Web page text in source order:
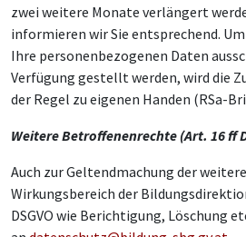
zwei weitere Monate verlängert
informieren wir Sie entsprechend.
Ihre personenbezogenen Daten
Verfügung gestellt werden, wird die
der Regel zu eigenen Handen (RSa-
Weitere Betroffenenrechte (Art. 16 ff
Auch zur Geltendmachung der
Wirkungsbereich der
DSGVO wie Berichtigung, Löschung